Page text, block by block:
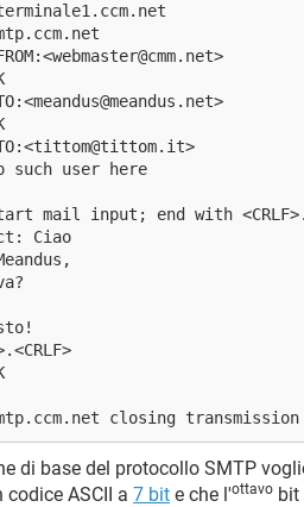
TO:<tittom@tittom.it>
such user here
mail input; end with
Ciao
closing transmission
di base del protocollo SMTP
ASCII a 7 bit e che l'ottavo bit